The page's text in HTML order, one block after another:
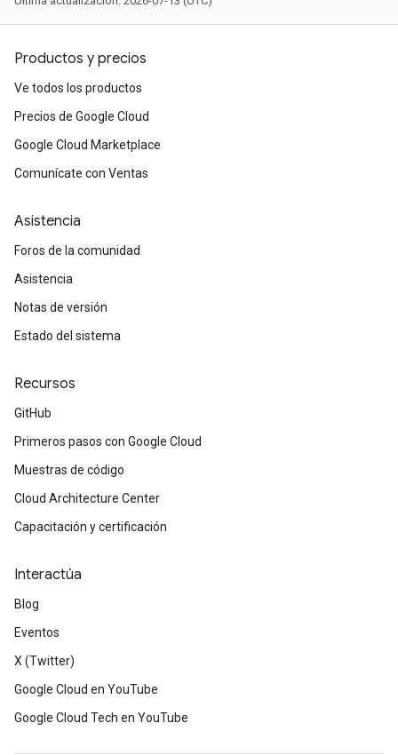
Productos y precios
Ve todos los productos
Precios de Google Cloud
Google Cloud Marketplace
Comunícate con Ventas
Asistencia
Foros de la comunidad
Asistencia
Notas de versión
Estado del sistema
Recursos
GitHub
Primeros pasos con Google Cloud
Muestras de código
Cloud Architecture Center
Capacitación y certificación
Interactúa
Blog
Eventos
X (Twitter)
Google Cloud en YouTube
Google Cloud Tech en YouTube